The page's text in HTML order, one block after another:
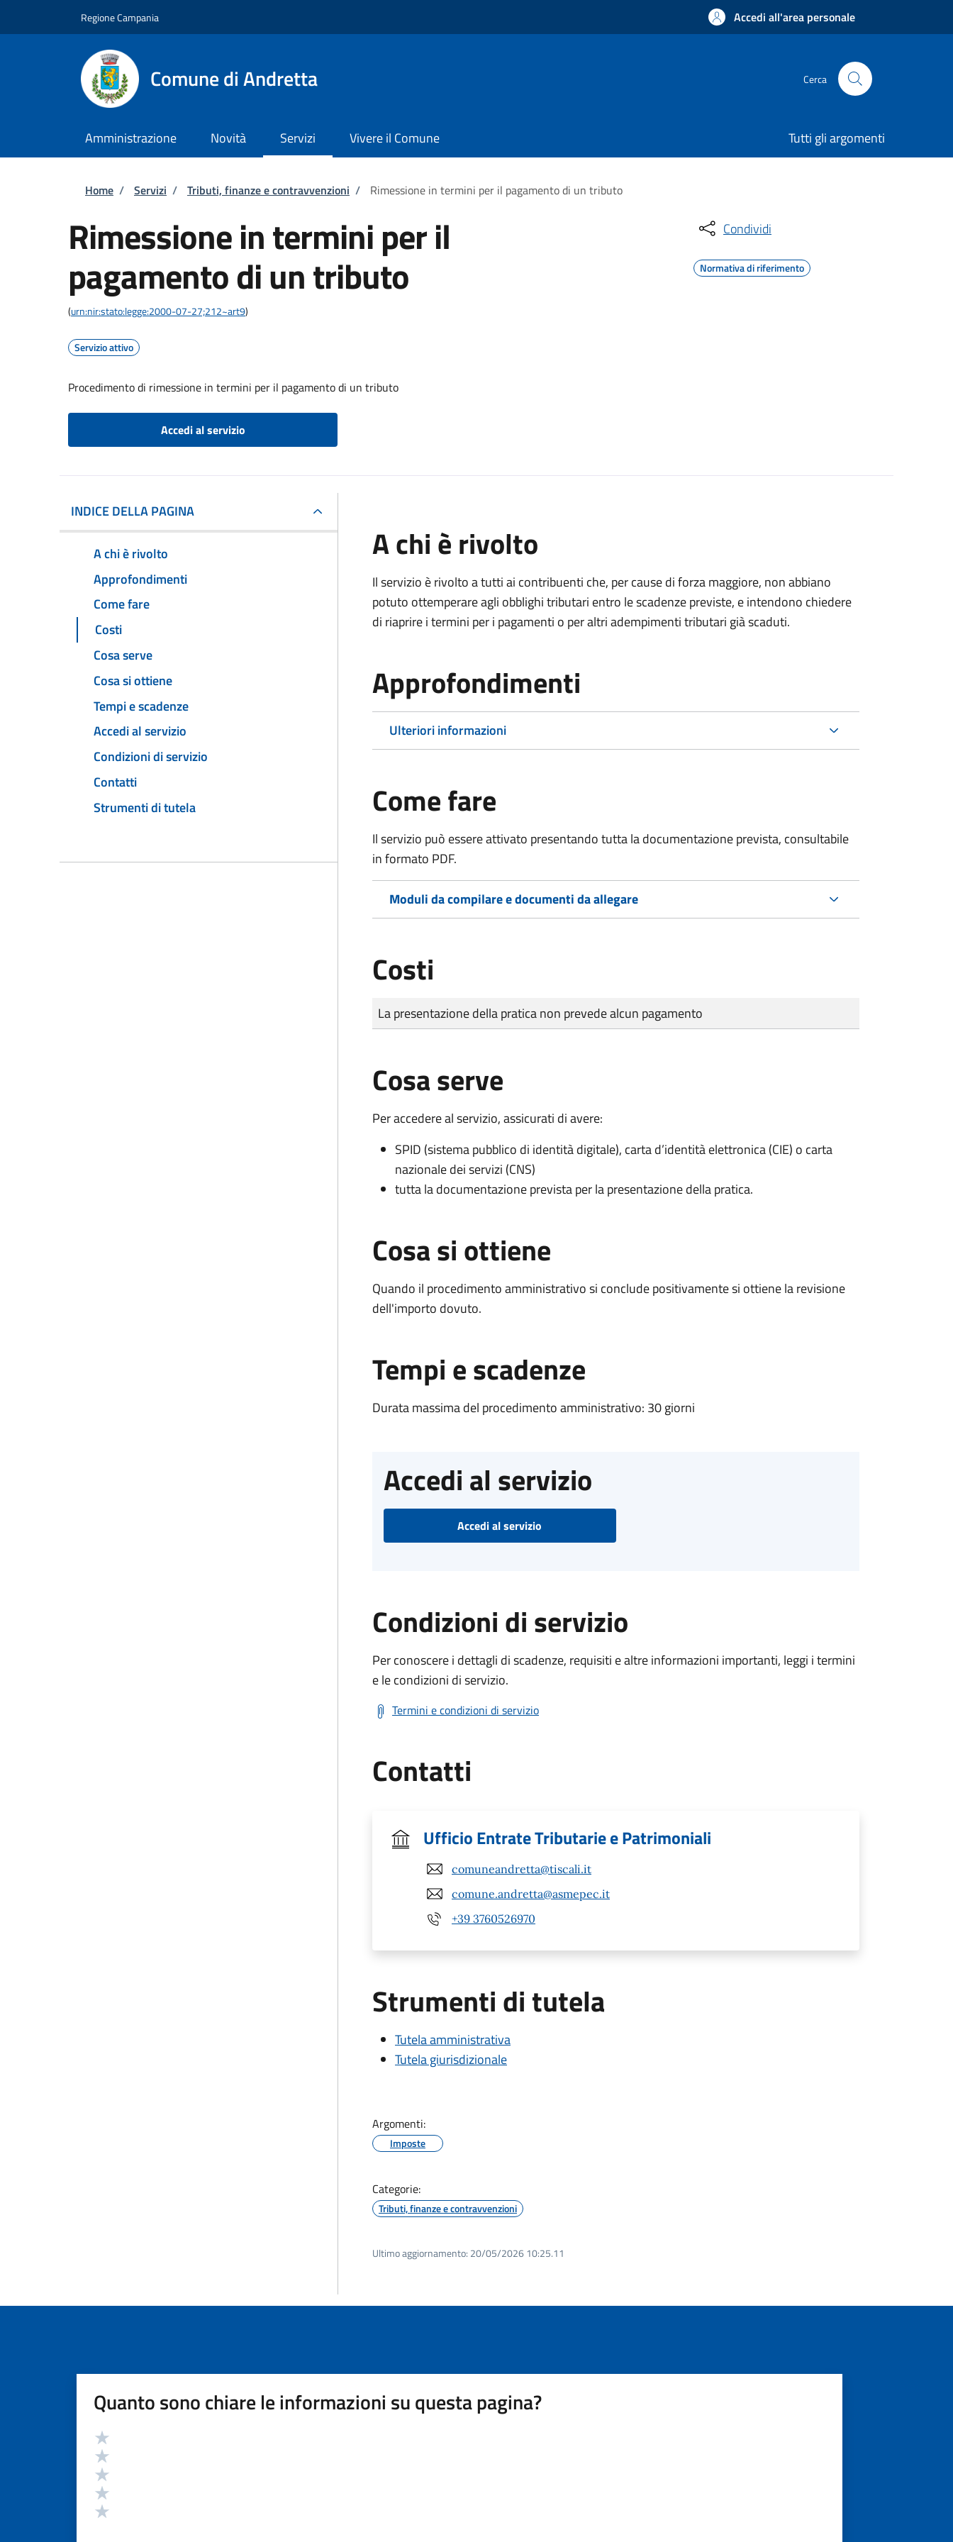
Regione Campania Accedi all'area personale
Comune di Andretta Cerca
Amministrazione Novità Servizi Vivere il Comune Tutti gli argomenti
Briciole di pane
Home / Servizi / Tributi, finanze e contravvenzioni / Rimessione in termini per il pagamento di un tributo
Rimessione in termini per il
pagamento di un tributo
(urn:nir:stato:legge:2000-07-27;212~art9)
Servizio attivo
Procedimento di rimessione in termini per il pagamento di un tributo
Accedi al servizio
Condividi
Normativa di riferimento
INDICE DELLA PAGINA
A chi è rivolto
Approfondimenti
Come fare
Costi
Cosa serve
Cosa si ottiene
Tempi e scadenze
Accedi al servizio
Condizioni di servizio
Contatti
Strumenti di tutela
A chi è rivolto
Il servizio è rivolto a tutti ai contribuenti che, per cause di forza maggiore, non abbiano
potuto ottemperare agli obblighi tributari entro le scadenze previste, e intendono chiedere
di riaprire i termini per i pagamenti o per altri adempimenti tributari già scaduti.
Approfondimenti
Ulteriori informazioni
Come fare
Il servizio può essere attivato presentando tutta la documentazione prevista, consultabile
in formato PDF.
Moduli da compilare e documenti da allegare
Costi
Tipo di pagamento
Importo
La presentazione della pratica non prevede alcun pagamento
Cosa serve
Per accedere al servizio, assicurati di avere:
SPID (sistema pubblico di identità digitale), carta d’identità elettronica (CIE) o carta
nazionale dei servizi (CNS)
tutta la documentazione prevista per la presentazione della pratica.
Cosa si ottiene
Quando il procedimento amministrativo si conclude positivamente si ottiene la revisione
dell'importo dovuto.
Tempi e scadenze
Durata massima del procedimento amministrativo: 30 giorni
Accedi al servizio
Accedi al servizio
Condizioni di servizio
Per conoscere i dettagli di scadenze, requisiti e altre informazioni importanti, leggi i termini
e le condizioni di servizio.
Termini e condizioni di servizio
Contatti
Ufficio Entrate Tributarie e Patrimoniali
comuneandretta@tiscali.it
comune.andretta@asmepec.it
+39 3760526970
Strumenti di tutela
Tutela amministrativa
Tutela giurisdizionale
Argomenti:
Imposte
Categorie:
Tributi, finanze e contravvenzioni
Ultimo aggiornamento: 20/05/2026 10:25.11
Quanto sono chiare le informazioni su questa pagina?
Valutazione